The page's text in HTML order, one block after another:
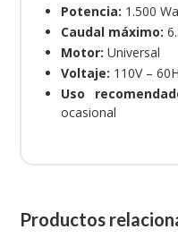
Potencia: 1.500
Caudal máximo:
Motor: Universal
Voltaje: 110V –
Uso
ocasional
Productos